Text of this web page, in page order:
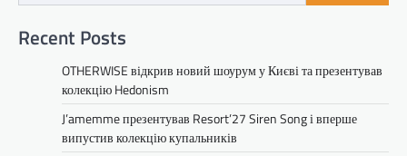
Recent Posts
OTHERWISE відкрив новий шоурум у Києві та презентував
колекцію Hedonism
J’amemme презентував Resort’27 Siren Song і вперше
випустив колекцію купальників